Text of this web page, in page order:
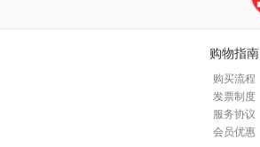
购物指南
购买流程
发票制度
服务协议
会员优惠